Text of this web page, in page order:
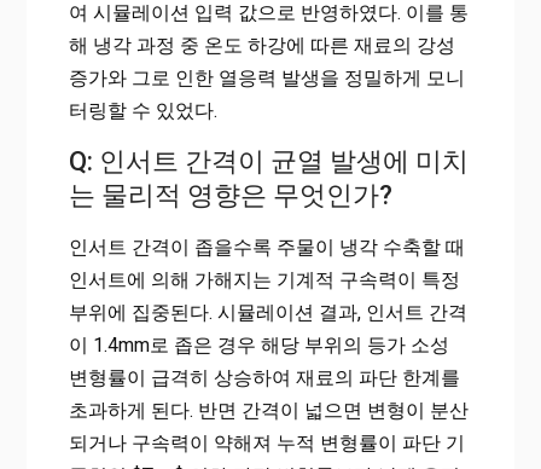
여 시뮬레이션 입력 값으로 반영하였다. 이를 통
해 냉각 과정 중 온도 하강에 따른 재료의 강성
증가와 그로 인한 열응력 발생을 정밀하게 모니
터링할 수 있었다.
Q: 인서트 간격이 균열 발생에 미치
는 물리적 영향은 무엇인가?
인서트 간격이 좁을수록 주물이 냉각 수축할 때
인서트에 의해 가해지는 기계적 구속력이 특정
부위에 집중된다. 시뮬레이션 결과, 인서트 간격
이 1.4mm로 좁은 경우 해당 부위의 등가 소성
변형률이 급격히 상승하여 재료의 파단 한계를
초과하게 된다. 반면 간격이 넓으면 변형이 분산
되거나 구속력이 약해져 누적 변형률이 파단 기